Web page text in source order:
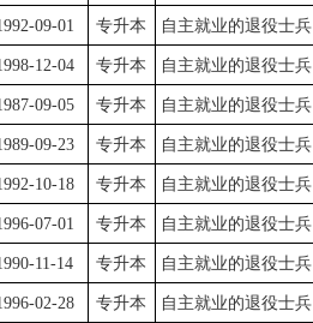
09-01 专升本 自主就业的退役士兵
12-04 专升本 自主就业的退役士兵
09-05 专升本 自主就业的退役士兵
09-23 专升本 自主就业的退役士兵
10-18 专升本 自主就业的退役士兵
07-01 专升本 自主就业的退役士兵
11-14 专升本 自主就业的退役士兵
02-28 专升本 自主就业的退役士兵